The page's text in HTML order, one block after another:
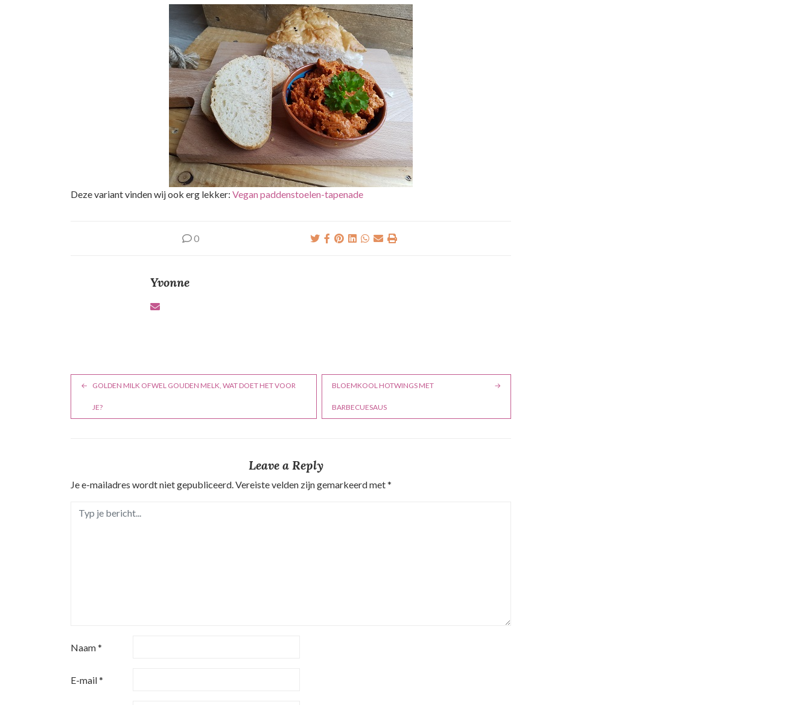
Deze variant vinden wij ook erg lekker: Vegan paddenstoelen-tapenade
0
Yvonne
B
c
t
GOLDEN MILK OFWEL GOUDEN MELK, WAT DOET HET VOOR
JE?
BLOEMKOOL HOTWINGS MET
BARBECUESAUS
Leave a Reply
Je e-mailadres wordt niet gepubliceerd.Vereiste velden zijn gemarkeerd met*
Naam*
E-mail*